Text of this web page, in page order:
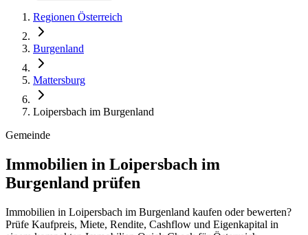
Regionen Österreich
Burgenland
Mattersburg
Loipersbach im Burgenland
Gemeinde
Immobilien in Loipersbach im
Burgenland prüfen
Immobilien in Loipersbach im Burgenland kaufen oder bewerten?
Prüfe Kaufpreis, Miete, Rendite, Cashflow und Eigenkapital in